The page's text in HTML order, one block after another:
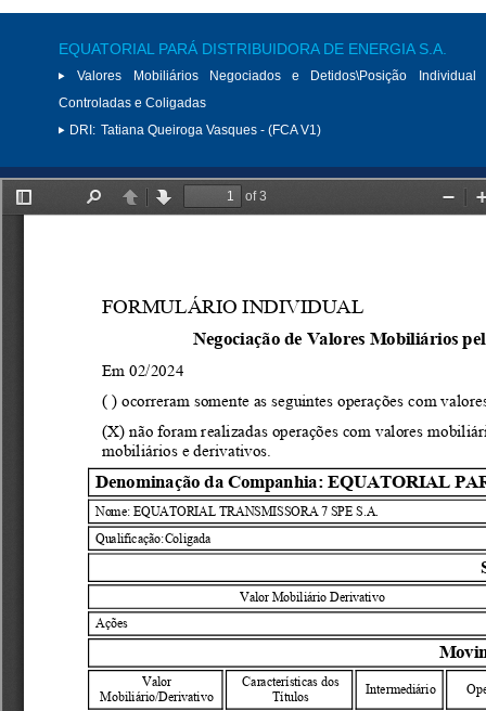
EQUATORIAL PARÁ DISTRIBUIDORA DE ENERGIA S.A.
Valores Mobiliários Negociados e Detidos\Posição
Controladas e Coligadas
DRI: Tatiana Queiroga Vasques - (FCA V1)